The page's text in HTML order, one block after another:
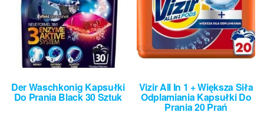
Der Waschkonig Kapsułki
Do Prania Black 30 Sztuk
Vizir All In 1 + Większa Siła
Odplamiania Kapsułki Do
Prania 20 Prań